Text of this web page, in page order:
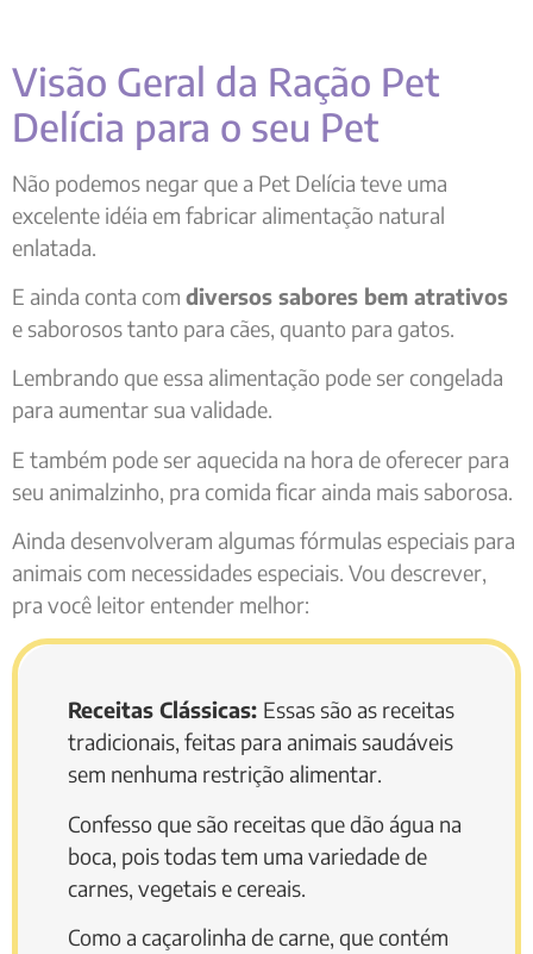
Visão Geral da Ração Pet
Delícia para o seu Pet
Não podemos negar que a Pet Delícia teve uma
excelente idéia em fabricar alimentação natural
enlatada.
E ainda conta com diversos sabores bem atrativos
e saborosos tanto para cães, quanto para gatos.
Lembrando que essa alimentação pode ser congelada
para aumentar sua validade.
E também pode ser aquecida na hora de oferecer para
seu animalzinho, pra comida ficar ainda mais saborosa.
Ainda desenvolveram algumas fórmulas especiais para
animais com necessidades especiais. Vou descrever,
pra você leitor entender melhor:
Receitas Clássicas: Essas são as receitas
tradicionais, feitas para animais saudáveis
sem nenhuma restrição alimentar.
Confesso que são receitas que dão água na
boca, pois todas tem uma variedade de
carnes, vegetais e cereais.
Como a caçarolinha de carne, que contém